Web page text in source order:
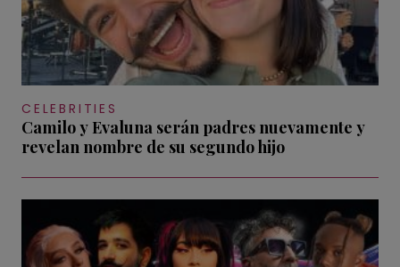
CELEBRITIES
Camilo y Evaluna serán padres nuevamente y
revelan nombre de su segundo hijo